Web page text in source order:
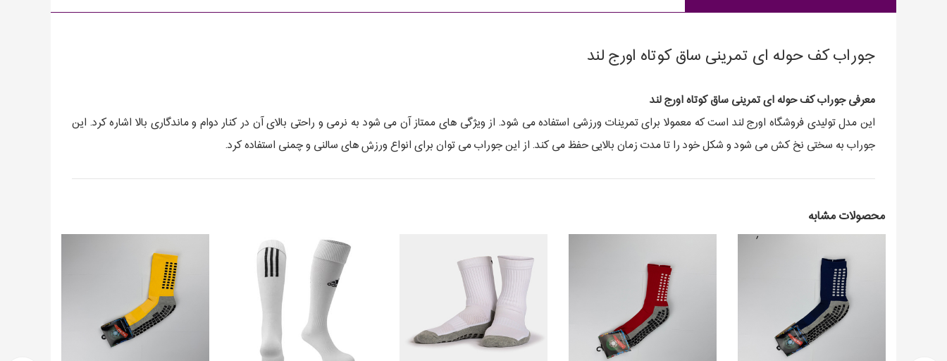
جوراب کف حوله ای تمرینی ساق کوتاه اورج لند
معرفی جوراب کف حوله ای تمرینی ساق کوتاه اورج لند
این مدل تولیدی فروشگاه اورج لند است که معمولا برای تمرینات ورزشی استفاده می شود. از ویژگی های ممتاز آن می شود به نرمی و راحتی بالای آن در کنار دوام و ماندگاری بالا اشاره کرد. این
جوراب به سختی نخ کش می شود و شکل خود را تا مدت زمان بالایی حفظ می کند. از این جوراب می توان برای انواع ورزش های سالنی و چمنی استفاده کرد.
محصولات مشابه